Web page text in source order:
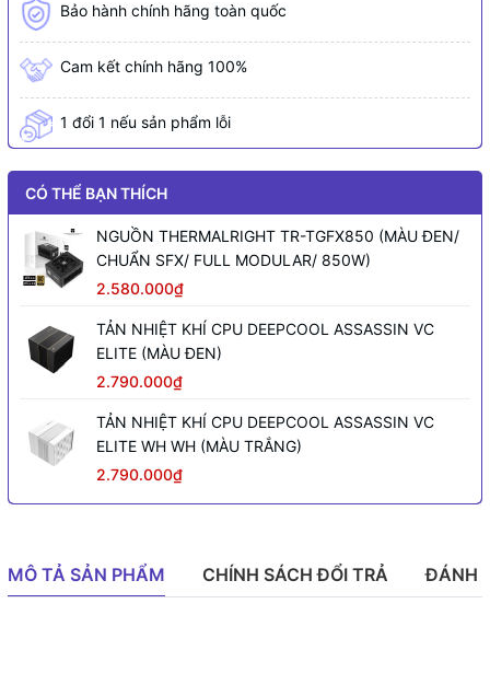
Bảo hành chính hãng toàn quốc
Cam kết chính hãng 100%
1 đổi 1 nếu sản phẩm lỗi
CÓ THỂ BẠN THÍCH
NGUỒN THERMALRIGHT TR-TGFX850 (MÀU ĐEN/
CHUẨN SFX/ FULL MODULAR/ 850W)
2.580.000₫
TẢN NHIỆT KHÍ CPU DEEPCOOL ASSASSIN VC
ELITE (MÀU ĐEN)
2.790.000₫
TẢN NHIỆT KHÍ CPU DEEPCOOL ASSASSIN VC
ELITE WH WH (MÀU TRẮNG)
2.790.000₫
MÔ TẢ SẢN PHẨM CHÍNH SÁCH ĐỔI TRẢ ĐÁNH